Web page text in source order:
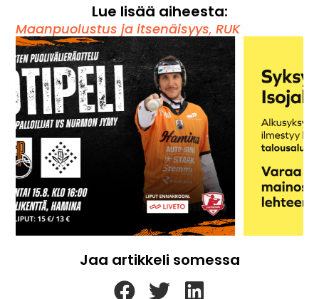
Lue lisää aiheesta:
Maanpuolustus ja itsenäisyys,RUK
Jaa artikkeli somessa